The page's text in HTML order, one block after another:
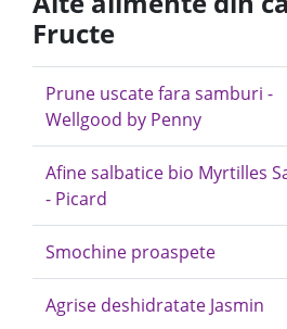
Fructe
Prune uscate fara samburi -
Wellgood by Penny
Afine salbatice bio Myrtilles
- Picard
Smochine proaspete
Agrise deshidratate Jasmin